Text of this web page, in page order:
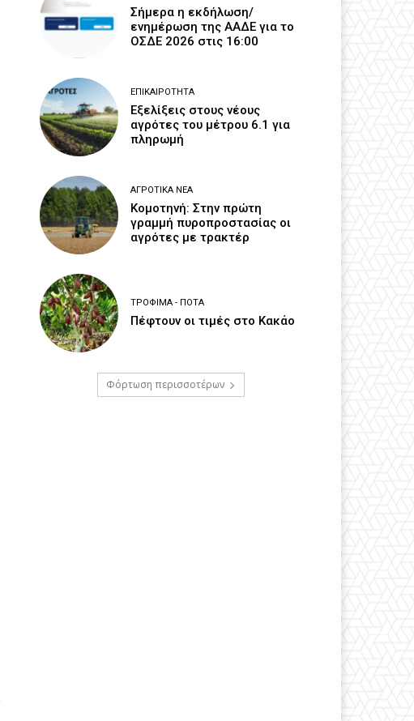
Σήμερα η εκδήλωση/
ενημέρωση της ΑΑΔΕ για το
ΟΣΔΕ 2026 στις 16:00
ΕΠΙΚΑΙΡΌΤΗΤΑ
Εξελίξεις στους νέους
αγρότες του μέτρου 6.1 για
πληρωμή
ΑΓΡΟΤΙΚΆ ΝΈΑ
Κομοτηνή: Στην πρώτη
γραμμή πυροπροστασίας οι
αγρότες με τρακτέρ
ΤΡΌΦΙΜΑ - ΠΟΤΆ
Πέφτουν οι τιμές στο Κακάο
Φόρτωση περισσοτέρων